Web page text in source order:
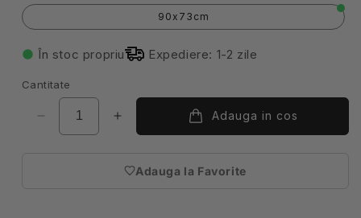
90x73cm
În stoc propriu Expediere: 1-2 zile
Cantitate
Reduceți
cantitatea
Creșteți
cantitatea
Sort
Adauga in cos
Adauga la Favorite
(necesita